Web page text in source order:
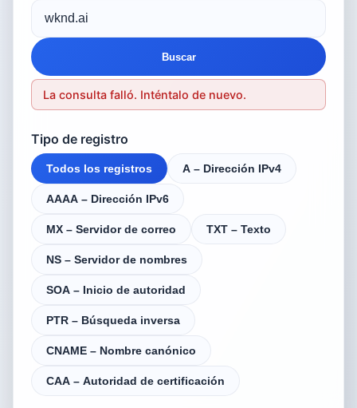
Buscar
La consulta falló. Inténtalo de nuevo.
Tipo de registro
Todos los registros A – Dirección IPv4
AAAA – Dirección IPv6
MX – Servidor de correo TXT – Texto
NS – Servidor de nombres
SOA – Inicio de autoridad
PTR – Búsqueda inversa
CNAME – Nombre canónico
CAA – Autoridad de certificación